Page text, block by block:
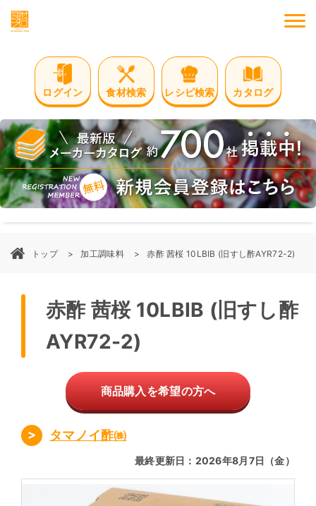
ログイン 食材検索 レシピ検索 カタログ
トップ 加工調味料 赤酢 茜桜 10LBIB (旧すし酢AYR72-2)
赤酢 茜桜 10LBIB (旧すし酢
AYR72-2)
商品購入を希望の方へ
タマノイ酢㈱
最終更新日：2026年8月7日（金）